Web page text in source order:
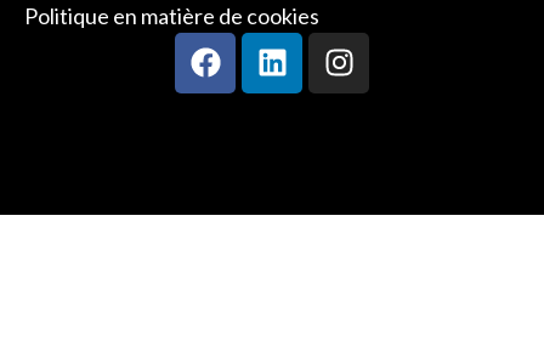
Politique en matière de cookies